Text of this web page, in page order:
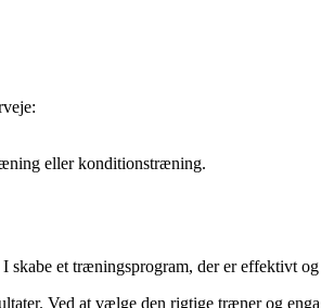
eller konditionstræning.
skabe et træningsprogram, der er effektivt
Ved at vælge den rigtige træner og